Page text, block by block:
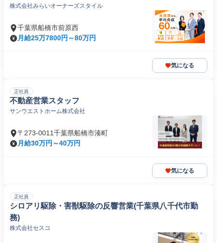
株式会社みらいオーナーズスタイル
千葉県船橋市前原西
月給25万7800円～80万円
気になる
正社員
不動産営業スタッフ
サンウエストホーム株式会社
〒273-0011千葉県船橋市湊町
月給30万円～40万円
気になる
正社員
シロアリ駆除・害獣駆除の反響営業(千葉県八千代市勤
務)
株式会社セスコ